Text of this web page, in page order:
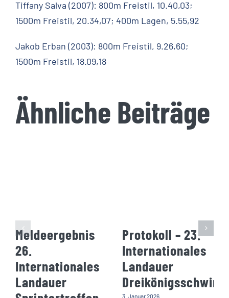
Tiffany Salva (2007): 800m Freistil, 10.40,03;
1500m Freistil, 20.34,07; 400m Lagen, 5.55,92
Jakob Erban (2003): 800m Freistil, 9.26,60;
1500m Freistil, 18.09,18
Ähnliche Beiträge
Meldeergebnis
26.
Internationales
Landauer
Protokoll – 23.
Internationales
Landauer
3. Januar 2026